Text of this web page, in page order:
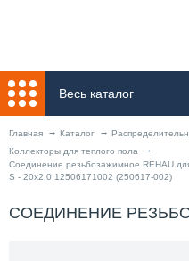
Весь каталог
Главная Каталог
Коллекторы для теплого пола
Соединение резьбозажимное REHAU
S - 20x2,0 12506171002 (250617-002)
СОЕДИНЕНИЕ